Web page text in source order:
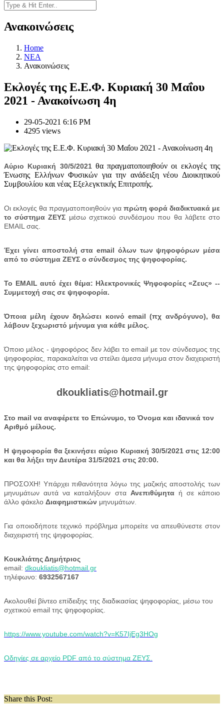
Ανακοινώσεις
Home
NEA
Ανακοινώσεις
Εκλογές της Ε.Ε.Φ. Κυριακή 30 Μαΐου
2021 - Ανακοίνωση 4η
29-05-2021 6:16 PM
4295 views
Αύριο Κυριακή 30/5/2021 θα πραγματοποιηθούν οι εκλογές της
Ένωσης Ελλήνων Φυσικών για την ανάδειξη νέου Διοικητικού
Συμβουλίου και νέας Εξελεγκτικής Επιτροπής.
Οι εκλογές θα πραγματοποιηθούν για πρώτη φορά διαδικτυακά με
το σύστημα ΖΕΥΣ μέσω σχετικού συνδέσμου που θα λάβετε στο
EMAIL σας.
Έχει γίνει αποστολή στα email όλων των ψηφοφόρων μέσα
από το σύστημα ΖΕΥΣ ο σύνδεσμος της ψηφοφορίας.
Το EMAIL αυτό έχει θέμα: Ηλεκτρονικές Ψηφοφορίες «Ζευς» --
Συμμετοχή σας σε ψηφοφορία.
Όποια μέλη έχουν δηλώσει κοινό email (πχ ανδρόγυνο), θα
λάβουν ξεχωριστό μήνυμα για κάθε μέλος.
Όποιο μέλος - ψηφοφόρος δεν λάβει τοemail με τον σύνδεσμος της
ψηφοφορίας, παρακαλείται να στείλει άμεσα μήνυμα στον διαχειριστή
της ψηφοφορίας στο email:
dkoukliatis@ hotmail .gr
Στο mail να αναφέρετε το Επώνυμο, το Όνομα και ιδανικά τον
Αριθμό μέλους.
Η ψηφοφορία θα ξεκινήσει αύριο Κυριακή 30/5/2021 στις 12:00
και θα λήξει την Δευτέρα 31/5/2021 στις 20:00.
ΠΡΟΣΟΧΗ! Υπάρχει πιθανότητα λόγω της μαζικής αποστολής των
μηνυμάτων αυτά να καταλήξουν στα Ανεπιθύμητα ή σε κάποιο
άλλο φάκελο Διαφημιστικών μηνυμάτων.
Για οποιοδήποτε τεχνικό πρόβλημα μπορείτε να απευθύνεστε στον
διαχειριστή της ψηφοφορίας.
Κουκλιάτης Δημήτριος
email: dkoukliatis@hotmail.gr
τηλέφωνο: 6932567167
Ακολουθεί βίντεο επίδειξης της διαδικασίας ψηφοφορίας, μέσω του
σχετικού email της ψηφοφορίας.
https://www.youtube.com/watch?v=K57IjEg3HOg
Οδηγίες σε αρχείο PDF από το σύστημα ΖΕΥΣ
Share this Post: